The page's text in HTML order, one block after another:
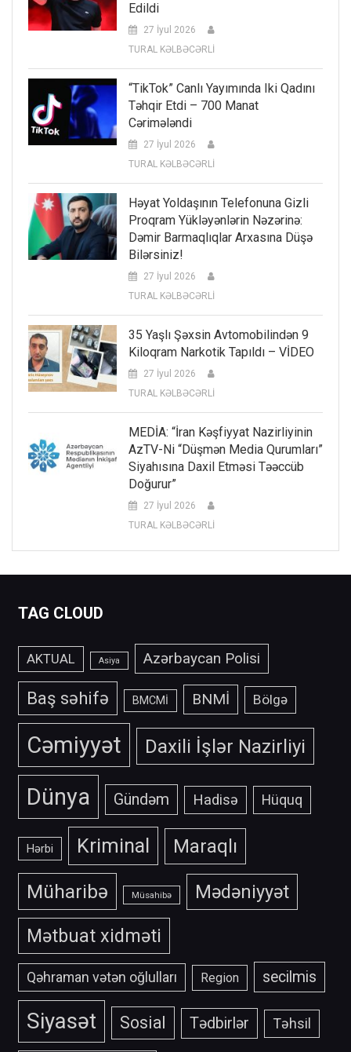
Edildi
27 İyul 2026
TURAL KƏLBƏCƏRLİ
“TikTok” Canlı Yayımında Iki Qadını
Təhqir Etdi – 700 Manat
Cərimələndi
27 İyul 2026
TURAL KƏLBƏCƏRLİ
Həyat Yoldaşının Telefonuna Gizli
Proqram Yükləyənlərin Nəzərinə:
Dəmir Barmaqlıqlar Arxasına Düşə
Bilərsiniz!
27 İyul 2026
TURAL KƏLBƏCƏRLİ
35 Yaşlı Şəxsin Avtomobilindən 9
Kiloqram Narkotik Tapıldı – VİDEO
27 İyul 2026
TURAL KƏLBƏCƏRLİ
MEDİA: “İran Kəşfiyyat Nazirliyinin
AzTV-Ni “düşmən Media Qurumları”
Siyahısına Daxil Etməsi Təəccüb
Doğurur”
27 İyul 2026
TURAL KƏLBƏCƏRLİ
TAG CLOUD
AKTUAL Asiya Azərbaycan Polisi
Baş səhifə BMCMİ BNMİ Bölgə
Cəmiyyət Daxili İşlər Nazirliyi
Dünya Gündəm Hadisə Hüquq
Hərbi Kriminal Maraqlı
Müharibə Müsahibə
Mədəniyyət
Mətbuat xidməti
Qəhraman vətən oğlulları Region secilmis
Siyasət Sosial Tədbirlər Təhsil